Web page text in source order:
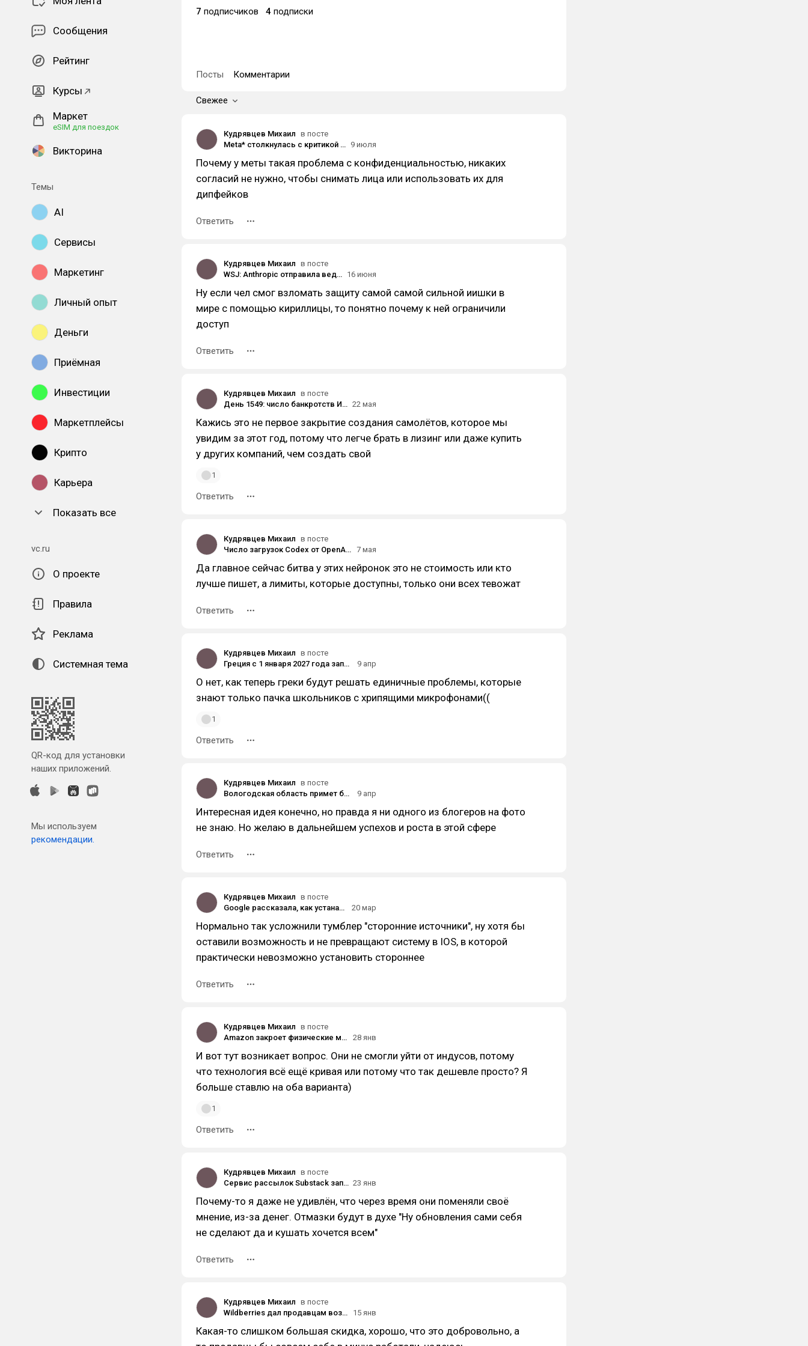
Сообщения
Рейтинг
Курсы
Маркет
eSIM для поездок
Викторина
Темы
AI
Сервисы
Маркетинг
Личный опыт
Деньги
Приёмная
Инвестиции
Маркетплейсы
Крипто
Карьера
Показать все
vc.ru
О проекте
Правила
Реклама
Системная тема
QR-код для установки
наших приложений.
Мы используем
рекомендации.
7 подписчиков 4 подписки
Посты Комментарии
Свежее
Кудрявцев Михаил в посте
Meta* столкнулась с критикой от пользователей из-за функции создания дипфейков по фотографиям в публичных аккаунтах Instagram* 9 июля
Почему у меты такая проблема с конфиденциальностью, никаких
согласий не нужно, чтобы снимать лица или использовать их для
дипфейков
Ответить
Кудрявцев Михаил в посте
WSJ: Anthropic отправила ведущих технических специалистов на переговоры с американскими чиновниками, чтобы добиться отмены ограничений для Fable 5 и Mythos 5 16 июня
Ну если чел смог взломать защиту самой самой сильной иишки в
мире с помощью кириллицы, то понятно почему к ней ограничили
доступ
Ответить
Кудрявцев Михаил в посте
День 1549: число банкротств ИП через суд за год выросло на 29% 22 мая
Кажись это не первое закрытие создания самолётов, которое мы
увидим за этот год, потому что легче брать в лизинг или даже купить
у других компаний, чем создать свой
1
Ответить
Кудрявцев Михаил в посте
Число загрузок Codex от OpenAI за пять дней выросло с 5 млн до 86 млн, превысив скачивания Claude Code 7 мая
Да главное сейчас битва у этих нейронок это не стоимость или кто
лучше пишет, а лимиты, которые доступны, только они всех тевожат
Ответить
Кудрявцев Михаил в посте
Греция с 1 января 2027 года запретит соцсети для пользователей возрастом до 15 лет
9 апр
О нет, как теперь греки будут решать единичные проблемы, которые
знают только пачка школьников с хрипящими микрофонами((
1
Ответить
Кудрявцев Михаил в посте
Вологодская область примет блогеров со всей страны на форуме «Код ДНК»
9 апр
Интересная идея конечно, но правда я ни одного из блогеров на фото
не знаю. Но желаю в дальнейшем успехов и роста в этой сфере
Ответить
Кудрявцев Михаил в посте
Google рассказала, как устанавливать сторонние приложения от разработчиков без верификации
20 мар
Нормально так усложнили тумблер "сторонние источники", ну хотя бы
оставили возможность и не превращают систему в IOS, в которой
практически невозможно установить стороннее
Ответить
Кудрявцев Михаил в посте
Amazon закроет физические магазины под брендами Amazon Go и Fresh — часть переформатируют в торговые точки другой его сети
28 янв
И вот тут возникает вопрос. Они не смогли уйти от индусов, потому
что технология всё ещё кривая или потому что так дешевле просто? Я
больше ставлю на оба варианта)
1
Ответить
Кудрявцев Михаил в посте
Сервис рассылок Substack запустил приложение для телевизоров, чтобы дать дополнительные охваты видеоконтенту, — многие пользователи недовольны 23 янв
Почему-то я даже не удивлён, что через время они поменяли своё
мнение, из-за денег. Отмазки будут в духе "Ну обновления сами себя
не сделают да и кушать хочется всем"
Ответить
Кудрявцев Михаил в посте
Wildberries дал продавцам возможность вводить скидку для покупателей за выкуп товаров на определённую сумму
15 янв
Какая-то слишком большая скидка, хорошо, что это добровольно, а